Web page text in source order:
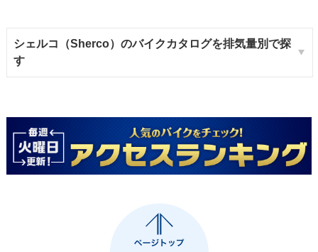
シェルコ（Sherco）のバイクカタログを排気量別で探
す